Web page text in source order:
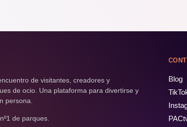
de visitantes, creadores y
de ocio. Una plataforma para divertirse y
persona.
de parques.
Blog